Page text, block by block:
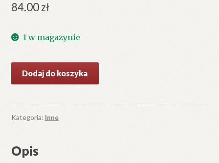
84.00zł
1 w magazynie
DZIEJE
Zarys.
Dodaj do koszyka
Kategoria: Inne
Opis